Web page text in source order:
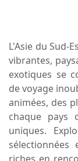
L'Asie du Sud-
vibrantes,
exotiques se
de voyage
animées, des
chaque pays
uniques.
sélectionnées